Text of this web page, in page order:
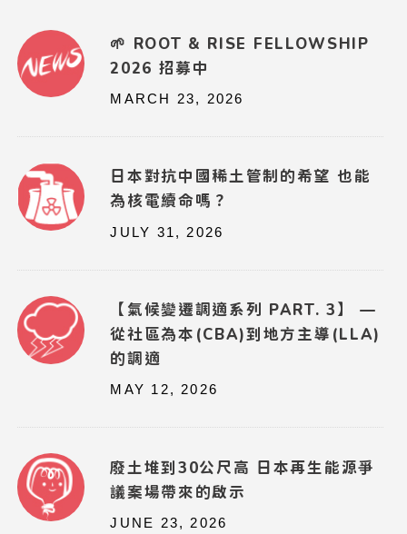
🌱 ROOT & RISE FELLOWSHIP
2026 招募中
MARCH 23, 2026
日本對抗中國稀土管制的希望 也能
為核電續命嗎？
JULY 31, 2026
【氣候變遷調適系列 PART. 3】 —
從社區為本(CBA)到地方主導(LLA)
的調適
MAY 12, 2026
廢土堆到30公尺高 日本再生能源爭
議案場帶來的啟示
JUNE 23, 2026